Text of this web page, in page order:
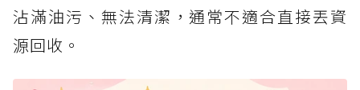
沾滿油污、無法清潔，通常不適合直接丟資
源回收。